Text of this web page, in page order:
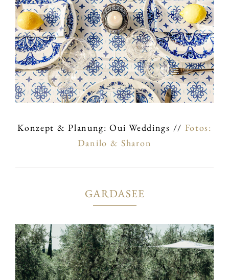
Konzept & Planung: Oui Weddings // Fotos:
Danilo & Sharon
GARDASEE